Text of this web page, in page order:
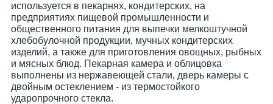
используется в пекарнях, кондитерских, на
предприятиях пищевой промышленности и
общественного питания для выпечки мелкоштучной
хлебобулочной продукции, мучных кондитерских
изделий, а также для приготовления овощных, рыбных
и мясных блюд. Пекарная камера и облицовка
выполнены из нержавеющей стали, дверь камеры с
двойным остеклением - из термостойкого
ударопрочного стекла.